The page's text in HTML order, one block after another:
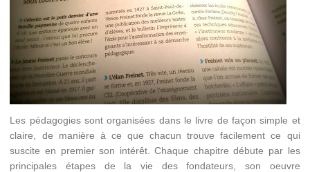
Les pédagogies sont organisées dans le livre de façon simple et
claire, de manière à ce que chacun trouve facilement ce qui
suscite en premier son intérêt. Chaque chapitre débute par les
principales étapes de la vie des fondateurs, son oeuvre